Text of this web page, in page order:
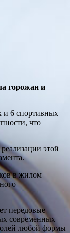
горожан и
и 6 спортивных
что
этой
в жилом
передовые
современных
любой формы